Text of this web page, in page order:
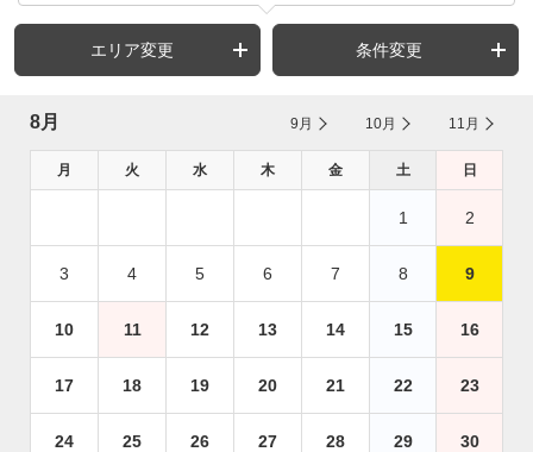
エリア変更 条件変更
8月 9月 10月 11月
月 火 水 木 金 土 日
1 2
3 4 5 6 7 8 9
10 11 12 13 14 15 16
17 18 19 20 21 22 23
24 25 26 27 28 29 30